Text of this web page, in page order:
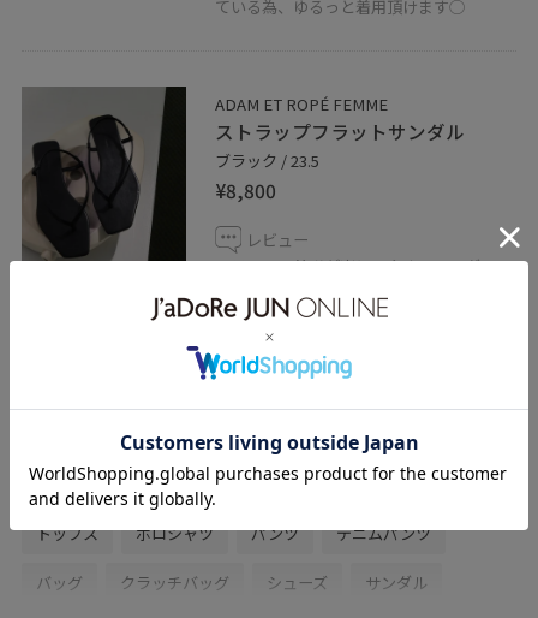
ている為、ゆるっと着用頂けます◯
ADAM ET ROPÉ FEMME
ストラップフラットサンダル
ブラック / 23.5
¥8,800
レビュー
フラットで着脱が楽にしやすいサンダル。
持っておくととても便利なアイテム〜！
春コーデ 初夏コーデ 夏コーデ
ADAM ET ROPÉ ウェーブ ブルべ冬 オイリー
トップス ポロシャツ パンツ デニムパンツ
バッグ クラッチバッグ シューズ サンダル